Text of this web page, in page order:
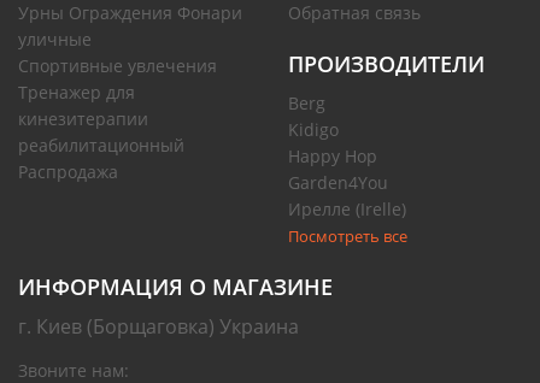
Урны Ограждения Фонари
уличные
Спортивные увлечения
Тренажер для
кинезитерапии
реабилитационный
Распродажа
Обратная связь
ПРОИЗВОДИТЕЛИ
Berg
Kidigo
Happy Hop
Garden4You
Ирелле (Irelle)
Посмотреть все
ИНФОРМАЦИЯ О МАГАЗИНЕ
г. Киев (Борщаговка) Украина
Звоните нам: